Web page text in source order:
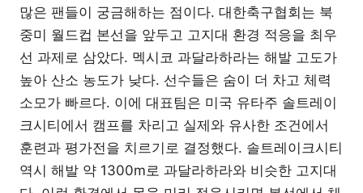
많은 팬들이 궁금해하는 점이다. 대한축구협회는 북
중미 월드컵 본선을 앞두고 고지대 환경 적응을 최우
선 과제로 삼았다. 멕시코 과달라하라는 해발 고도가
높아 산소 농도가 낮다. 선수들은 숨이 더 차고 체력
소모가 빠르다. 이에 대표팀은 미국 유타주 솔트레이
크시티에서 캠프를 차리고 실제와 유사한 조건에서
훈련과 평가전을 치르기로 결정했다. 솔트레이크시티
역시 해발 약 1300m로 과달라하라와 비슷한 고지대